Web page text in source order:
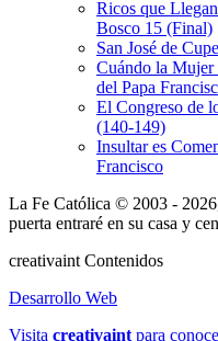
Ricos que
Bosco 15 (Final)
San José de
Cuándo la Mujer
del Papa
El Congreso de
(140-149)
Insultar es
Francisco
La Fe Católica © 2003 -
puerta entraré en su casa y
creativaint Contenidos
Desarrollo Web
Visita creativaint para